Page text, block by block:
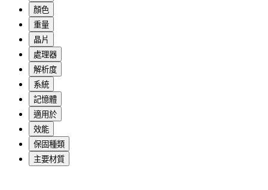
顏色
重量
晶片
處理器
解析度
系統
記憶體
適用於
效能
保固種類
主要材質